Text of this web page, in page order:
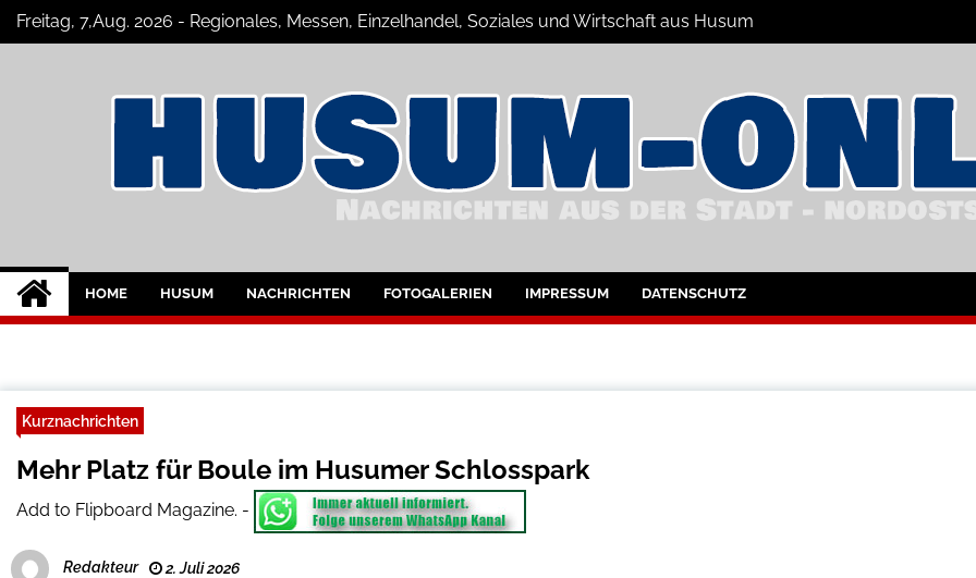
SkipFreitag, 7,Aug. 2026 - Regionales, Messen, Einzelhandel, Soziales und Wirtschaft aus Husum
Husum-Online Nachrichten
Nachrichten und Events für Husum und Umgebung
HOME HUSUM NACHRICHTEN FOTOGALERIEN IMPRESSUM DATENSCHUTZ
Kurznachrichten
Mehr Platz für Boule im Husumer Schlosspark
Add to Flipboard Magazine. -
Redakteur 2. Juli 2026